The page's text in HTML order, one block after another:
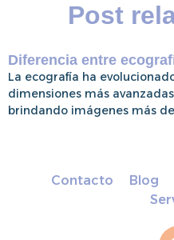
Post
Diferencia entre
La ecografía ha
dimensiones más
brindando imágenes más
Contacto Blog